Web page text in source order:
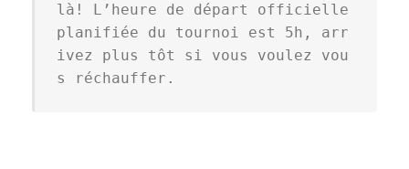
là! L’heure de départ officielle
planifiée du tournoi est 5h, arr
ivez plus tôt si vous voulez vou
s réchauffer.